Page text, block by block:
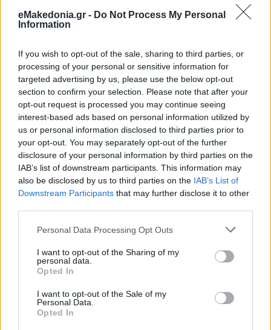
eMakedonia.gr - Do Not Process My Personal
Information
If you wish to opt-out of the sale, sharing to third parties, or
processing of your personal or sensitive information for
targeted advertising by us, please use the below opt-out
section to confirm your selection. Please note that after your
opt-out request is processed you may continue seeing
interest-based ads based on personal information utilized by
us or personal information disclosed to third parties prior to
your opt-out. You may separately opt-out of the further
disclosure of your personal information by third parties on the
IAB’s list of downstream participants. This information may
also be disclosed by us to third parties on the IAB’s List of
Downstream Participants that may further disclose it to other
Please note that this website/app uses one or more Google
not limited to your visit or usage behaviour. You may click to
grant or deny consent to Google and its third-party tags to
use your data for below specified purposes in below Google
consent section.
Personal Data Processing Opt Outs
I want to opt-out of the Sharing of my
personal data.
Opted In
I want to opt-out of the Sale of my
Personal Data.
Opted In